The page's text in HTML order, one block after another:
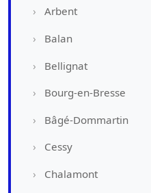
Arbent
Balan
Bellignat
Bourg-en-Bresse
Bâgé-Dommartin
Cessy
Chalamont